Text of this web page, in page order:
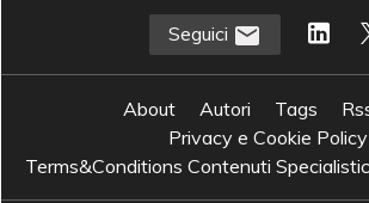
Seguici
About Autori Tags
Privacy e Cookie Policy
Terms&Conditions Contenuti